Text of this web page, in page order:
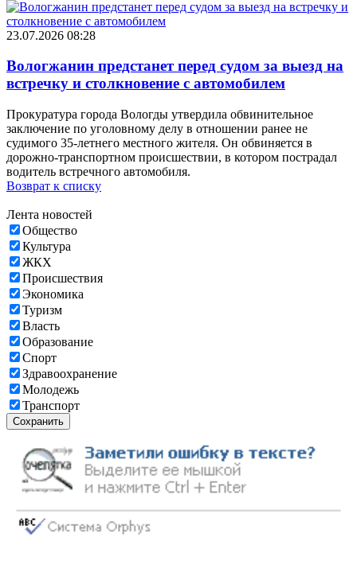
23.07.2026 08:28
Вологжанин предстанет перед судом за выезд на
встречку и столкновение с автомобилем
Прокуратура города Вологды утвердила обвинительное
заключение по уголовному делу в отношении ранее не
судимого 35-летнего местного жителя. Он обвиняется в
дорожно-транспортном происшествии, в котором пострадал
водитель встречного автомобиля.
Возврат к списку
Лента новостей
Общество
Культура
ЖКХ
Происшествия
Экономика
Туризм
Власть
Образование
Спорт
Здравоохранение
Молодежь
Транспорт
Сохранить